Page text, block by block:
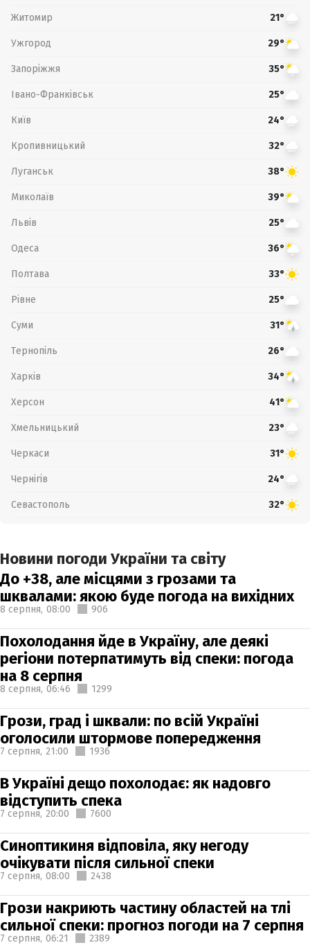
Житомир 21°
Ужгород 29°
Запоріжжя 35°
Івано-Франківськ 25°
Київ 24°
Кропивницький 32°
Луганськ 38°
Миколаїв 39°
Львів 25°
Одеса 36°
Полтава 33°
Рівне 25°
Суми 31°
Тернопіль 26°
Харків 34°
Херсон 41°
Хмельницький 23°
Черкаси 31°
Чернігів 24°
Севастополь 32°
Новини погоди України та світу
До +38, але місцями з грозами та
шквалами: якою буде погода на вихідних
8 серпня, 08:00 906
Похолодання йде в Україну, але деякі
регіони потерпатимуть від спеки: погода
на 8 серпня
8 серпня, 06:46 1299
Грози, град і шквали: по всій Україні
оголосили штормове попередження
7 серпня, 21:00 1936
В Україні дещо похолодає: як надовго
відступить спека
7 серпня, 20:00 7600
Синоптикиня відповіла, яку негоду
очікувати після сильної спеки
7 серпня, 08:00 2438
Грози накриють частину областей на тлі
сильної спеки: прогноз погоди на 7 серпня
7 серпня, 06:21 2389